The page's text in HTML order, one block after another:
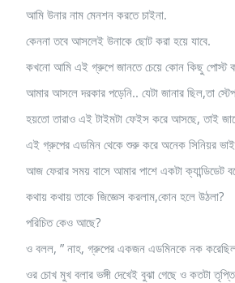
আমি উনার নাম মেনশন করতে চাইনা.
কেননা তবে আসলেই উনাকে ছোট করা হয়ে যাবে.
কখনো আমি এই গ্রুপে জানতে চেয়ে কোন কিছু পোস্ট
আমার আসলে দরকার পড়েনি.. যেটা জানার ছিল,তা
হয়তো তারাও এই টাইমটা ফেইস করে আসছে, তাই
এই গ্রুপের এডমিন থেকে শুরু করে অনেক সিনিয়র ভাই
আজ ফেরার সময় বাসে আমার পাশে একটা ক্যান্ডিডেট
কথায় কথায় তাকে জিজ্ঞেস করলাম,কোন হলে উঠলা?
পরিচিত কেও আছে?
ও বলল, ” নাহ, গ্রুপের একজন এডমিনকে নক
ওর চোখ মুখ বলার ভঙ্গী দেখেই বুঝা গেছে ও কতটা